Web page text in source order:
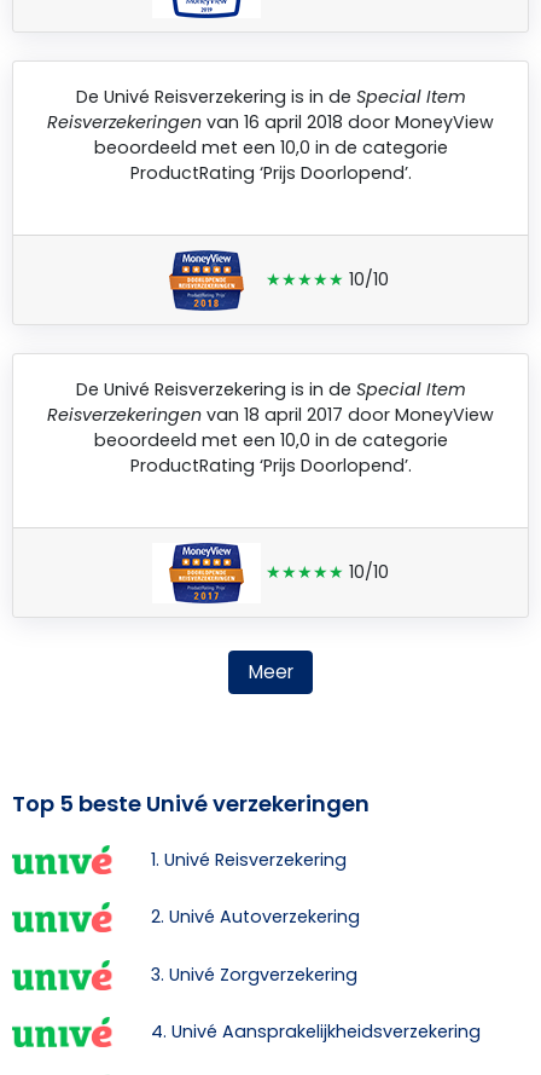
De Univé Reisverzekering is in de Special Item
Reisverzekeringen van 16 april 2018 door MoneyView
beoordeeld met een 10,0 in de categorie
ProductRating ‘Prijs Doorlopend’.
★★★★★ 10/10
De Univé Reisverzekering is in de Special Item
Reisverzekeringen van 18 april 2017 door MoneyView
beoordeeld met een 10,0 in de categorie
ProductRating ‘Prijs Doorlopend’.
★★★★★ 10/10
Meer
Top 5 beste Univé verzekeringen
1. Univé Reisverzekering
2. Univé Autoverzekering
3. Univé Zorgverzekering
4. Univé Aansprakelijkheidsverzekering